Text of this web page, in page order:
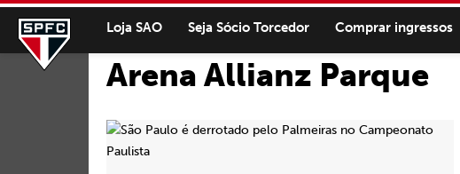
Loja SAO Seja Sócio Torcedor Comprar ingressos
Arena Allianz Parque